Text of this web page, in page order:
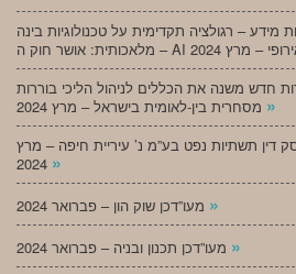
מידע – רגולציה תקדימית על טכנולוגיות בינה
חדש משנה את הכללים לניהול הליכי בוררות
»
דין תשתיות נפט בע”מ נ’ עיריית חיפה – מרץ
»
»
»